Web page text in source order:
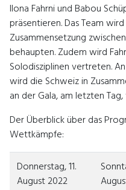
Ilona Fahrni und Babou
präsentieren. Das Team
Zusammensetzung
behaupten. Zudem wird
Solodisziplinen vertreten.
wird die Schweiz in
an der Gala, am letzten
Der Überblick über das
Wettkämpfe:
Donnerstag, 11.
August 2022